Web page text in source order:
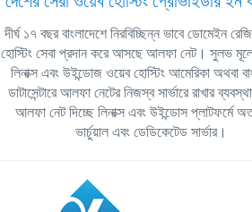
দীর্ঘ ১৭ বছর বাংলাদেশে নিরবিচ্ছিন্ন ভাবে ডোমেইন
হোস্টিং সেবা প্রদান করে আসছে আলফা নেট। সুলভ
লিনাক্স এবং উইন্ডোজ ওয়েব হোস্টিং আমেরিকা অথবা
ডাটাসেন্টারে আলফা নেটের নিজস্ব সার্ভারে রাখার
আলফা নেট দিচ্ছে লিনাক্স এবং উইন্ডোস প্লাটফর্মে
ভার্চুয়াল এবং ডেডিকেটেড সার্ভার।